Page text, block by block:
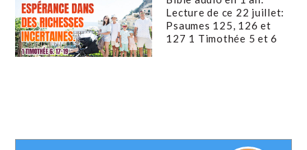
Lecture de ce 22 juillet:
Psaumes 125, 126 et
127 1 Timothée 5 et 6